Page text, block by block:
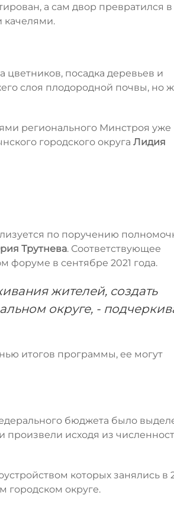
а сам двор превратился в
качелями.
посадка деревьев и
слоя плодородной почвы, но
регионального Минстроя уже
городского округа Лидия
по поручению
Трутнева. Соответствующее
в сентябре 2021 года.
жителей, создать
округе, -
итогов программы, ее могут
бюджета было
исходя из
которых занялись в
городском округе.